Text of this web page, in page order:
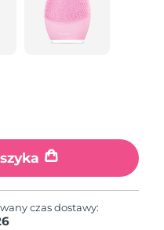
czas dostawy: